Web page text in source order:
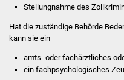
Stellungnahme des
Hat die zuständige Behörde
kann sie ein
amts- oder fachärztliches
ein fachpsychologisches